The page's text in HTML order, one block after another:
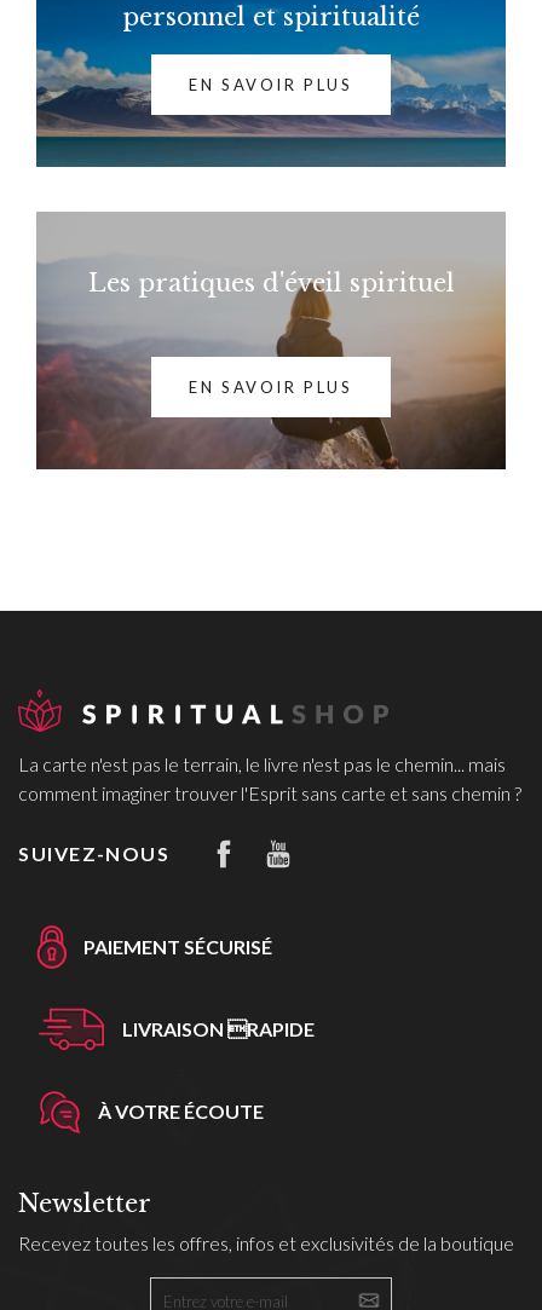
personnel et spiritualité
EN SAVOIR PLUS
Les pratiques d'éveil spirituel
EN SAVOIR PLUS
La carte n'est pas le terrain, le livre n'est pas le chemin... mais
comment imaginer trouver l'Esprit sans carte et sans chemin ?
SUIVEZ-NOUS
PAIEMENT SÉCURISÉ
LIVRAISON RAPIDE
À VOTRE ÉCOUTE
Newsletter
Recevez toutes les offres, infos et exclusivités de la boutique